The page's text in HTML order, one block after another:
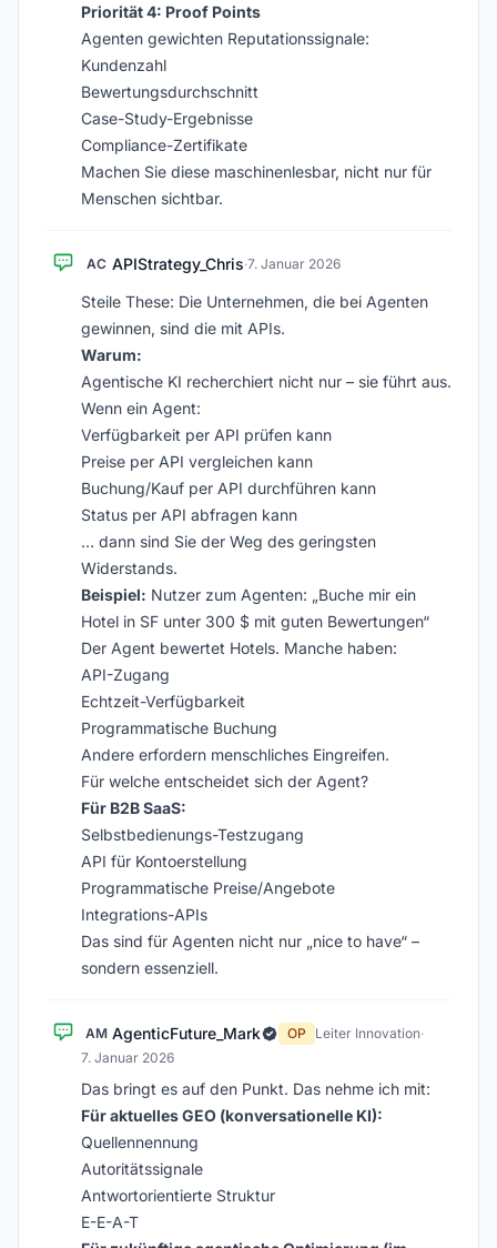
Priorität 4: Proof Points
Agenten gewichten Reputationssignale:
Kundenzahl
Bewertungsdurchschnitt
Case-Study-Ergebnisse
Compliance-Zertifikate
Machen Sie diese maschinenlesbar, nicht nur für
Menschen sichtbar.
AC APIStrategy_Chris·7. Januar 2026
Steile These: Die Unternehmen, die bei Agenten
gewinnen, sind die mit APIs.
Warum:
Agentische KI recherchiert nicht nur – sie führt aus.
Wenn ein Agent:
Verfügbarkeit per API prüfen kann
Preise per API vergleichen kann
Buchung/Kauf per API durchführen kann
Status per API abfragen kann
… dann sind Sie der Weg des geringsten
Widerstands.
Beispiel: Nutzer zum Agenten: „Buche mir ein
Hotel in SF unter 300 $ mit guten Bewertungen“
Der Agent bewertet Hotels. Manche haben:
API-Zugang
Echtzeit-Verfügbarkeit
Programmatische Buchung
Andere erfordern menschliches Eingreifen.
Für welche entscheidet sich der Agent?
Für B2B SaaS:
Selbstbedienungs-Testzugang
API für Kontoerstellung
Programmatische Preise/Angebote
Integrations-APIs
Das sind für Agenten nicht nur „nice to have“ –
sondern essenziell.
AM AgenticFuture_Mark OP Leiter Innovation·
7. Januar 2026
Das bringt es auf den Punkt. Das nehme ich mit:
Für aktuelles GEO (konversationelle KI):
Quellennennung
Autoritätssignale
Antwortorientierte Struktur
E-E-A-T